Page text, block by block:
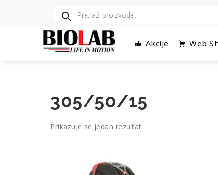
content
search
Akcije Web
305/50/15
Prikazuje se jedan rezultat